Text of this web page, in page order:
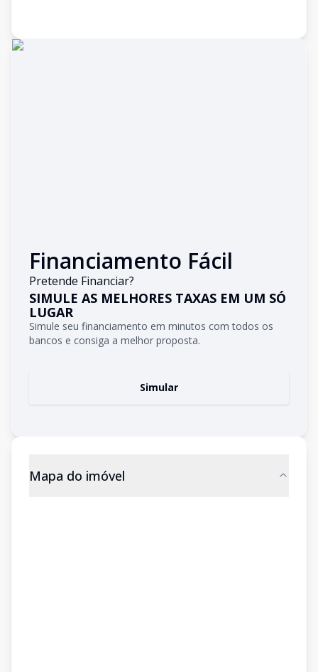
Financiamento Fácil
Pretende Financiar?
SIMULE AS MELHORES TAXAS EM UM SÓ
LUGAR
Simule seu financiamento em minutos com todos os
bancos e consiga a melhor proposta.
Simular
Mapa do imóvel